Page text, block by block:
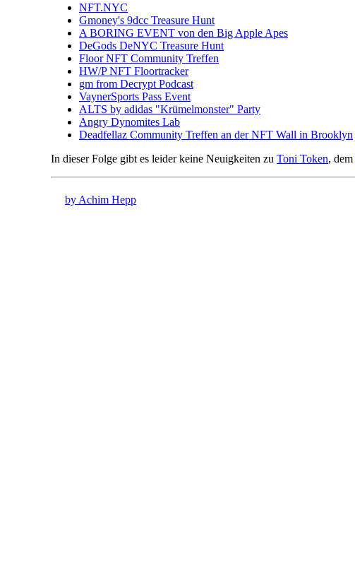
NFT.NYC
Gmoney's 9dcc Treasure Hunt
A BORING EVENT von den Big Apple Apes
DeGods DeNYC Treasure Hunt
Floor NFT Community Treffen
HW/P NFT Floortracker
gm from Decrypt Podcast
VaynerSports Pass Event
ALTS by adidas "Krümelmonster" Party
Angry Dynomites Lab
Deadfellaz Community Treffen an der NFT Wall in Brooklyn
In dieser Folge gibt es leider keine Neuigkeiten zu Toni Token, dem
by Achim Hepp